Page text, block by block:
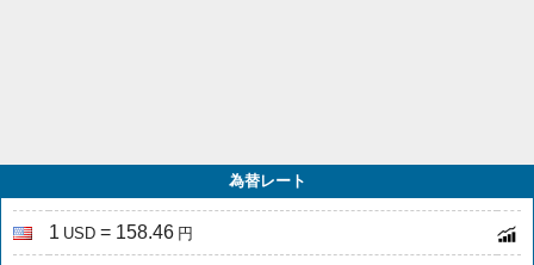
為替レート
1 USD = 158.46 円